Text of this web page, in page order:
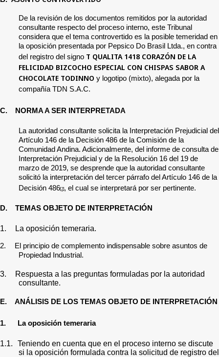
De la revisión de los documentos remitidos por la autoridad
consultante respecto del proceso interno, este Tribunal
considera que el tema controvertido es l a posible temeridad en
la oposición presentada por Pepsico Do Brasil Ltda., en contra
del registro del signo T QUALITA 1418 CORAZÓN DE LA
FELICIDAD BIZCOCHO ESPECIAL CON CHISPAS SABOR A
CHOCOLATE TODINNO y logotipo (mixto), alegada por la
compañía TDN S.A.C.
C. NORMA A SER INTERPRETADA
La autoridad consultante solicita la Interpretación Prejudicial del
Artículo 146 de la Decisión 486 de la Comisión de la
Comunidad Andina. Adicionalmente, del informe de consulta de
Interpretación Prejudicial y de la Resolución 16 del 19 de
marzo de 2019, se desprende que la autoridad consultante
solicitó la interpretación del tercer párrafo del Artículo 146 de la
Decisión 486[2], el cual se interpretará por ser pertinente.
D. TEMAS OBJETO DE INTERPRETACIÓN
1. La oposición temeraria.
2.
El principio de complemento indispensable sobre asuntos de
Propiedad Industrial.
3.
Respuesta a las preguntas formuladas por la autoridad
consultante.
E. ANÁLISIS DE LOS TEMAS OBJETO DE INTERPRETACIÓN
1. La oposición temeraria
1.1.
Teniendo en cuenta que en el proceso interno se discute
si la oposición formulada contra la solicitud de registro del